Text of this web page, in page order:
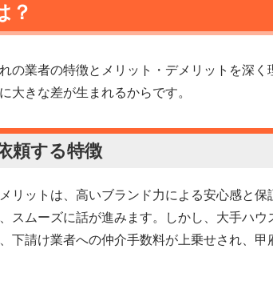
？
の業者の特徴とメリット・デメリットを深く
大きな差が生まれるからです。
頼する特徴
リットは、高いブランド力による安心感と
スムーズに話が進みます。しかし、大手ハ
下請け業者への仲介手数料が上乗せされ、